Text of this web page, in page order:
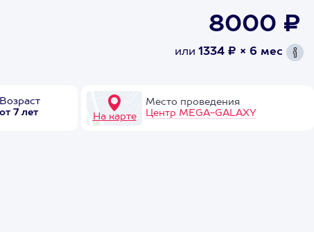
8000 ₽
или 1334 ₽ × 6 мес
Возраст
от 7 лет
На карте
Место проведения
Центр MEGA-GALAXY